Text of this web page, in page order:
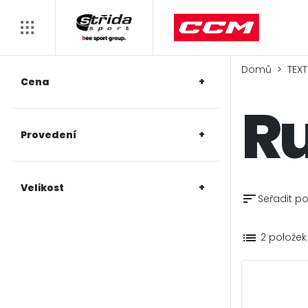
Cena
Provedení
Velikost
Domů
sort Seřadit
list 2 položek